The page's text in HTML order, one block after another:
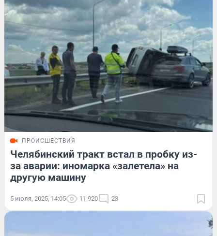
ПРОИСШЕСТВИЯ
Челябинский тракт встал в пробку из-
за аварии: иномарка «залетела» на
другую машину
5 июля, 2025, 14:05 11 920 23